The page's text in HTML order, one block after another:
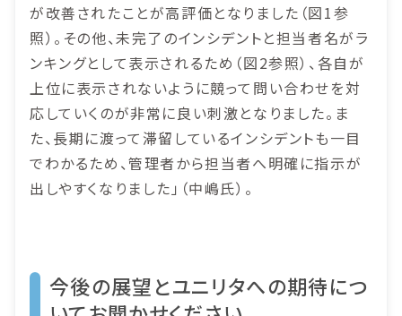
が改善されたことが高評価となりました（図1参
照）。その他、未完了のインシデントと担当者名がラ
ンキングとして表示されるため（図2参照）、各自が
上位に表示されないように競って問い合わせを対
応していくのが非常に良い刺激となりました。ま
た、長期に渡って滞留しているインシデントも一目
でわかるため、管理者から担当者へ明確に指示が
出しやすくなりました」（中嶋氏）。
今後の展望とユニリタへの期待につ